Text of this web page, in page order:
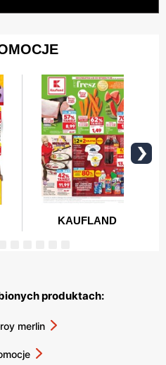
produktach:
merlin